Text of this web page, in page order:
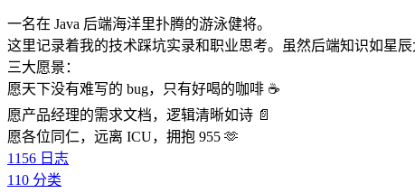
一名在 Java 后端海洋里扑腾的游泳健将。
这里记录着我的技术踩坑实录和职业思考。虽然后端知识如星辰
三大愿景：
愿天下没有难写的 bug，只有好喝的咖啡 ☕️
愿产品经理的需求文档，逻辑清晰如诗 📄
愿各位同仁，远离 ICU，拥抱 955 🫶
1156 日志
110 分类